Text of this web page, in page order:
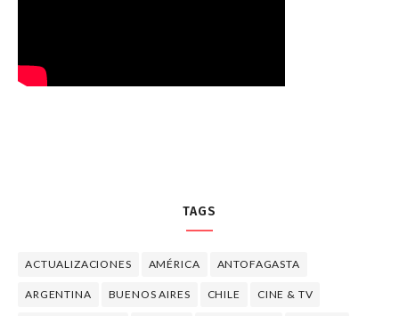
TAGS
ACTUALIZACIONES AMÉRICA ANTOFAGASTA
ARGENTINA BUENOS AIRES CHILE CINE & TV